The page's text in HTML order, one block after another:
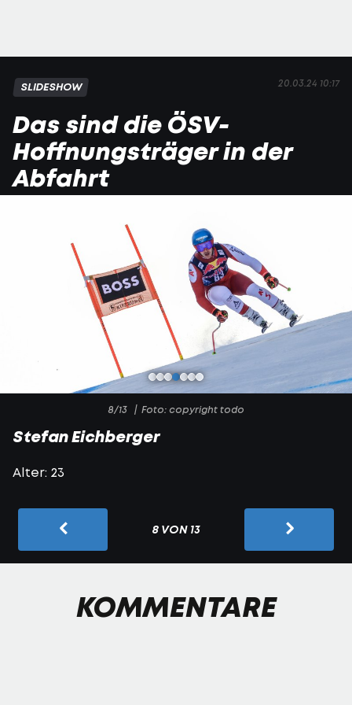
20.03.24 10:17
SLIDESHOW
Das sind die ÖSV-
Hoffnungsträger in der
Abfahrt
8/13 Foto: copyright todo
Stefan Eichberger
Alter: 23
8 VON 13
KOMMENTARE